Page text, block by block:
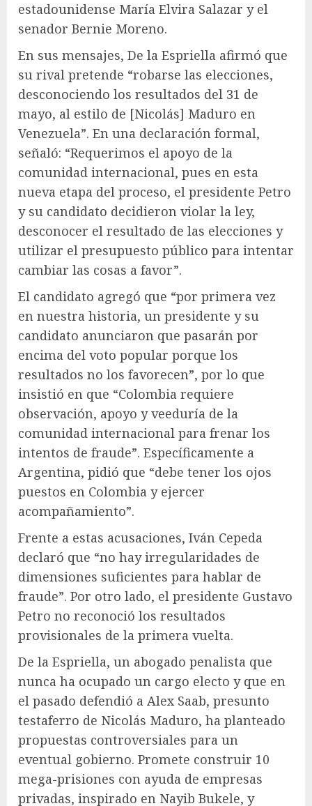
estadounidense María Elvira Salazar y el
senador Bernie Moreno.
En sus mensajes, De la Espriella afirmó que
su rival pretende “robarse las elecciones,
desconociendo los resultados del 31 de
mayo, al estilo de [Nicolás] Maduro en
Venezuela”. En una declaración formal,
señaló: “Requerimos el apoyo de la
comunidad internacional, pues en esta
nueva etapa del proceso, el presidente Petro
y su candidato decidieron violar la ley,
desconocer el resultado de las elecciones y
utilizar el presupuesto público para intentar
cambiar las cosas a favor”.
El candidato agregó que “por primera vez
en nuestra historia, un presidente y su
candidato anunciaron que pasarán por
encima del voto popular porque los
resultados no los favorecen”, por lo que
insistió en que “Colombia requiere
observación, apoyo y veeduría de la
comunidad internacional para frenar los
intentos de fraude”. Específicamente a
Argentina, pidió que “debe tener los ojos
puestos en Colombia y ejercer
acompañamiento”.
Frente a estas acusaciones, Iván Cepeda
declaró que “no hay irregularidades de
dimensiones suficientes para hablar de
fraude”. Por otro lado, el presidente Gustavo
Petro no reconoció los resultados
provisionales de la primera vuelta.
De la Espriella, un abogado penalista que
nunca ha ocupado un cargo electo y que en
el pasado defendió a Alex Saab, presunto
testaferro de Nicolás Maduro, ha planteado
propuestas controversiales para un
eventual gobierno. Promete construir 10
mega-prisiones con ayuda de empresas
privadas, inspirado en Nayib Bukele, y